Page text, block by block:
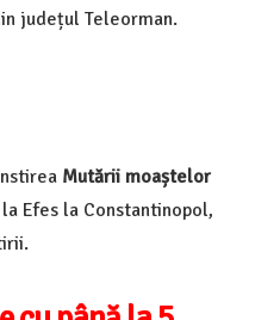
județul Teleorman.
Mutării moaștelor
Efes la Constantinopol,